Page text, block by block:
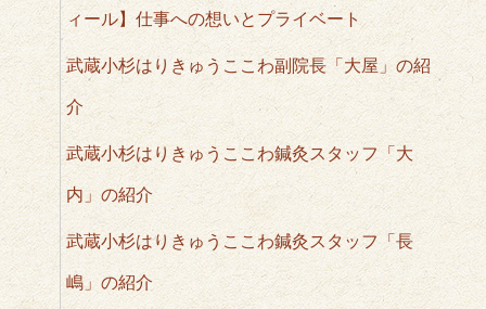
ィール】仕事への想いとプライベート
武蔵小杉はりきゅうここわ副院長「大屋」の紹
介
武蔵小杉はりきゅうここわ鍼灸スタッフ「大
内」の紹介
武蔵小杉はりきゅうここわ鍼灸スタッフ「長
嶋」の紹介